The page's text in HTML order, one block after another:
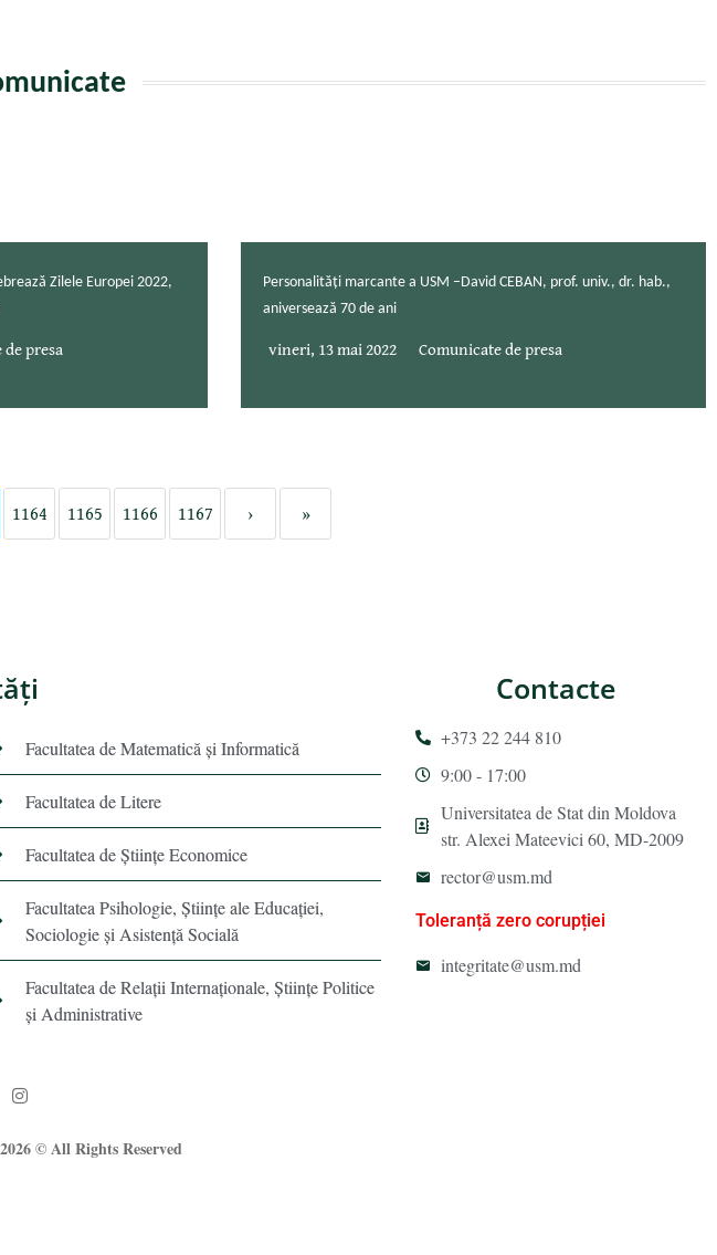
Zilele Europei 2022,
presa
Personalități marcante a USM –David CEBAN, prof. univ., dr. hab.,
aniversează 70 de ani
vineri, 13 mai 2022 Comunicate de presa
1164 1165 1166 1167 › »
Facultatea de Matematică şi Informatică
Facultatea de Litere
Facultatea de Științe Economice
Facultatea Psihologie, Ştiinţe ale Educaţiei,
Sociologie și Asistență Socială
Facultatea de Relaţii Internaţionale, Ştiinţe Politice
şi Administrative
Contacte
+373 22 244 810
9:00 - 17:00
Universitatea de Stat din Moldova
str. Alexei Mateevici 60, MD-2009
rector@usm.md
Toleranță zero corupției
integritate@usm.md
© All Rights Reserved